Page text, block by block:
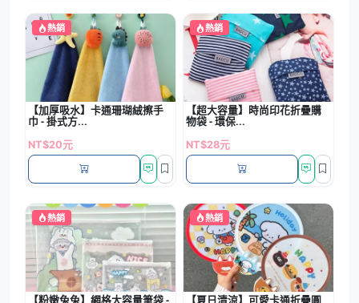
熱銷
【加厚吸水】卡通珊瑚絨擦手
巾 - 掛式方...
NT$20元
熱銷
【超大容量】時尚印花折疊購
物袋 - 環保...
NT$28元
熱銷
【粉嫩兔兔】網格大容量筆袋 -
熱銷
【夏日清涼】可愛卡通折疊圓